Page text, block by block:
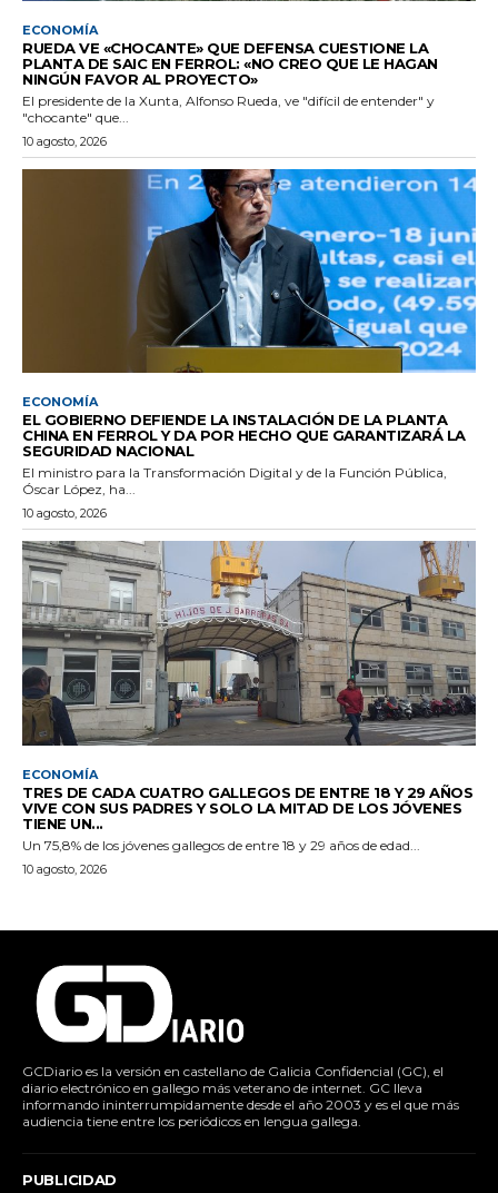
ECONOMÍA
RUEDA VE «CHOCANTE» QUE DEFENSA CUESTIONE LA
PLANTA DE SAIC EN FERROL: «NO CREO QUE LE HAGAN
NINGÚN FAVOR AL PROYECTO»
El presidente de la Xunta, Alfonso Rueda, ve "difícil de entender" y
"chocante" que...
10 agosto, 2026
ECONOMÍA
EL GOBIERNO DEFIENDE LA INSTALACIÓN DE LA PLANTA
CHINA EN FERROL Y DA POR HECHO QUE GARANTIZARÁ LA
SEGURIDAD NACIONAL
El ministro para la Transformación Digital y de la Función Pública,
Óscar López, ha...
10 agosto, 2026
ECONOMÍA
TRES DE CADA CUATRO GALLEGOS DE ENTRE 18 Y 29 AÑOS
VIVE CON SUS PADRES Y SOLO LA MITAD DE LOS JÓVENES
TIENE UN...
Un 75,8% de los jóvenes gallegos de entre 18 y 29 años de edad...
10 agosto, 2026
GCDiario es la versión en castellano de Galicia Confidencial (GC), el
diario electrónico en gallego más veterano de internet. GC lleva
informando ininterrumpidamente desde el año 2003 y es el que más
audiencia tiene entre los periódicos en lengua gallega.
PUBLICIDAD